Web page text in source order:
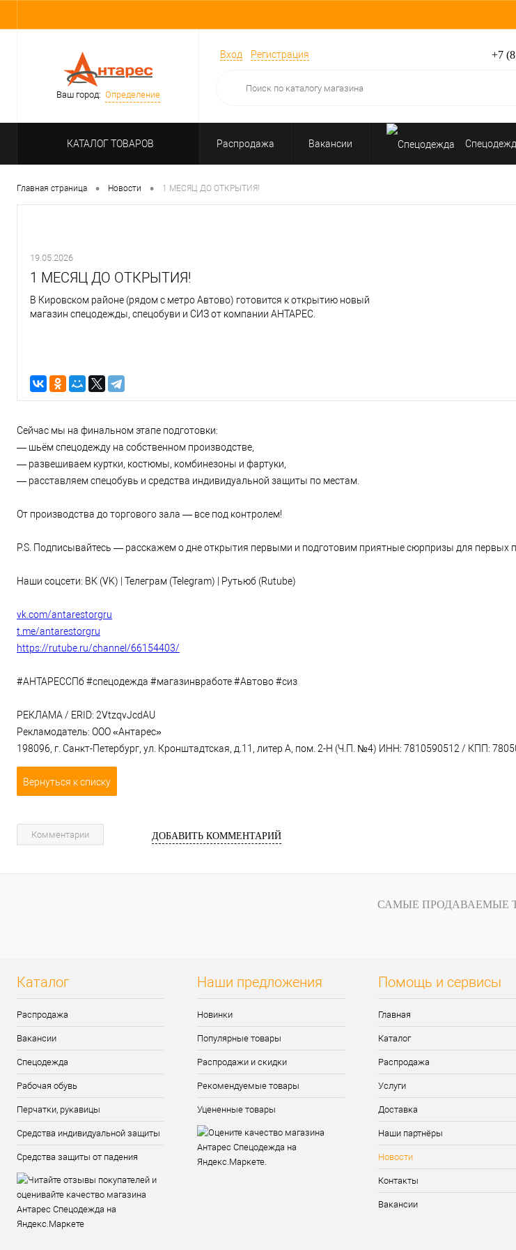
Ваш город: Определение
Вход Регистрация +7
КАТАЛОГ ТОВАРОВ Распродажа Вакансии
Главная страница • Новости • 1 МЕСЯЦ ДО ОТКРЫТИЯ!
19.05.2026
1 МЕСЯЦ ДО ОТКРЫТИЯ!
В Кировском районе (рядом с метро Автово) готовится к открытию новый
магазин спецодежды, спецобуви и СИЗ от компании АНТАРЕС.
Сейчас мы на финальном этапе подготовки:
— шьём спецодежду на собственном производстве,
— развешиваем куртки, костюмы, комбинезоны и фартуки,
— расставляем спецобувь и средства индивидуальной защиты по местам.
От производства до торгового зала — все под контролем!
P.S. Подписывайтесь — расскажем о дне открытия первыми и подготовим приятные сюрпризы для первых
Наши соцсети: ВК (VK) | Телеграм (Telegram) | Рутьюб (Rutube)
vk.com/antarestorgru
t.me/antarestorgru
https://rutube.ru/channel/66154403/
#АНТАРЕССПб #спецодежда #магазинвработе #Автово #сиз
РЕКЛАМА / ERID: 2VtzqvJcdAU
Рекламодатель: ООО «Антарес»
198096, г. Санкт-Петербург, ул. Кронштадтская, д.11, литер А, пом. 2-Н (Ч.П. №4) ИНН: 7810590512 / КПП:
Вернуться к списку
Комментарии ДОБАВИТЬ КОММЕНТАРИЙ
САМЫЕ ПРОДАВАЕМЫЕ
Каталог
Распродажа
Вакансии
Спецодежда
Рабочая обувь
Перчатки, рукавицы
Средства индивидуальной защиты
Средства защиты от падения
Наши предложения
Новинки
Популярные товары
Распродажи и скидки
Рекомендуемые товары
Уцененные товары
Помощь и сервисы
Главная
Каталог
Распродажа
Услуги
Доставка
Наши партнёры
Новости
Контакты
Вакансии